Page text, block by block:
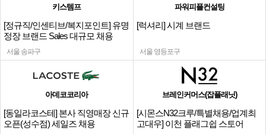
키스템프
[정규직/인센티브/복지포인트] 유명
정장 브랜드 Sales 대규모 채용
서울 송파구
파워피플컨설팅
[럭셔리] 시계 브랜드
서울 영등포구
아데코코리아
[동일라코스테] 본사 직영매장 신규
오픈(성수점) 세일즈 채용
브레인커머스(잡플래닛)
[시몬스N32크루/특별채용/업계최
고대우] 이천 플래그쉽 스토어